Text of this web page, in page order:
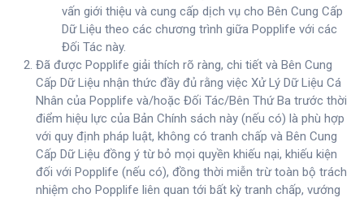
vấn giới thiệu và cung cấp dịch vụ cho Bên Cung Cấp
Dữ Liệu theo các chương trình giữa Popplife với các
Đối Tác này.
Đã được Popplife giải thích rõ ràng, chi tiết và Bên Cung
Cấp Dữ Liệu nhận thức đầy đủ rằng việc Xử Lý Dữ Liệu Cá
Nhân của Popplife và/hoặc Đối Tác/Bên Thứ Ba trước thời
điểm hiệu lực của Bản Chính sách này (nếu có) là phù hợp
với quy định pháp luật, không có tranh chấp và Bên Cung
Cấp Dữ Liệu đồng ý từ bỏ mọi quyền khiếu nại, khiếu kiện
đối với Popplife (nếu có), đồng thời miễn trừ toàn bộ trách
nhiệm cho Popplife liên quan tới bất kỳ tranh chấp, vướng